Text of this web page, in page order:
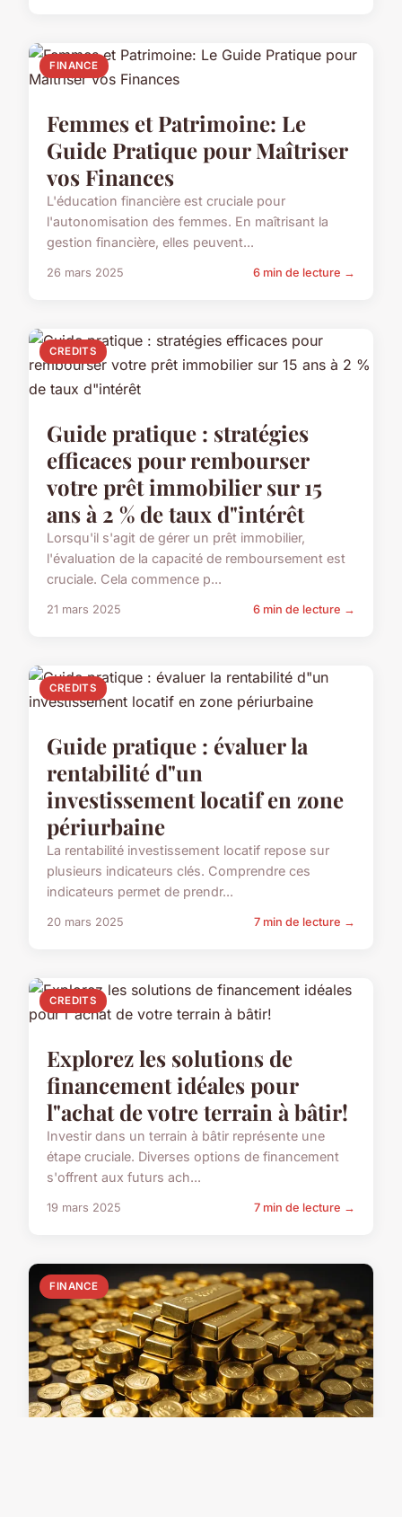
FINANCE
Femmes et Patrimoine: Le
Guide Pratique pour Maîtriser
vos Finances
L'éducation financière est cruciale pour
l'autonomisation des femmes. En maîtrisant la
gestion financière, elles peuvent...
26 mars 2025 6 min de lecture →
CREDITS
Guide pratique : stratégies
efficaces pour rembourser
votre prêt immobilier sur 15
ans à 2 % de taux d"intérêt
Lorsqu'il s'agit de gérer un prêt immobilier,
l'évaluation de la capacité de remboursement est
cruciale. Cela commence p...
21 mars 2025 6 min de lecture →
CREDITS
Guide pratique : évaluer la
rentabilité d"un
investissement locatif en zone
périurbaine
La rentabilité investissement locatif repose sur
plusieurs indicateurs clés. Comprendre ces
indicateurs permet de prendr...
20 mars 2025 7 min de lecture →
CREDITS
Explorez les solutions de
financement idéales pour
l"achat de votre terrain à bâtir!
Investir dans un terrain à bâtir représente une
étape cruciale. Diverses options de financement
s'offrent aux futurs ach...
19 mars 2025 7 min de lecture →
FINANCE